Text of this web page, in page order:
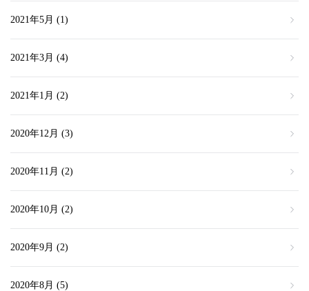
2021年5月 (1)
2021年3月 (4)
2021年1月 (2)
2020年12月 (3)
2020年11月 (2)
2020年10月 (2)
2020年9月 (2)
2020年8月 (5)